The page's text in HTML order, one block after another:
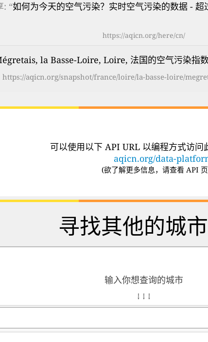
: “如何为今天的空气污染？实时空气污染的数据 - 超
https://aqicn.org/here/cn/
la Basse-Loire, Loire, 法国的空气污染指
https://aqicn.org/snapshot/france/loire/la-basse-loire/
可以使用以下 API URL 以编程方式访问
aqicn.org/data-
(欲了解更多信息，请查看 API 页
寻找其他的城市
输入你想查询的城市
↓ ↓ ↓